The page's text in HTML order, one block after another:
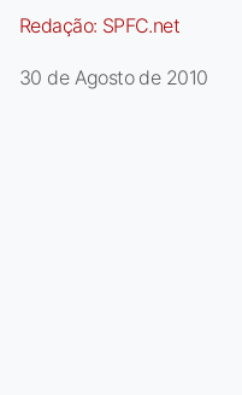
Redação: SPFC.net
30 de Agosto de 2010